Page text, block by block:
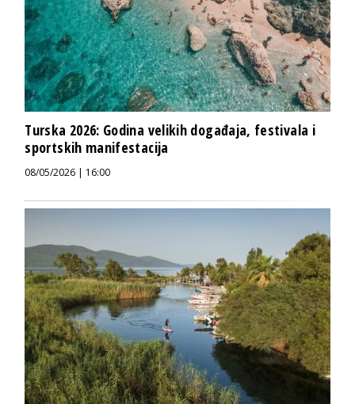
Turska 2026: Godina velikih događaja, festivala i
sportskih manifestacija
08/05/2026 | 16:00